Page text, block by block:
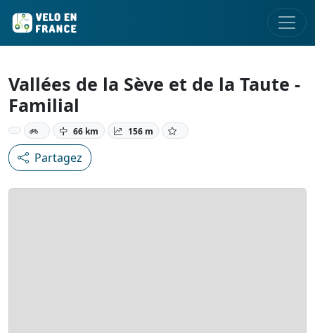
Vallées de la Sève et de la Taute -
Familial
66 km 156 m
Partagez